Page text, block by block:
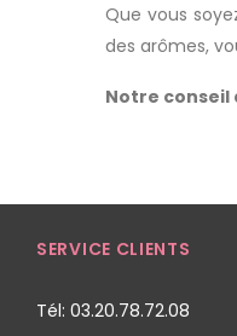
Que vous
des arômes,
Notre conseil
SERVICE CLIENTS
Tél: 03.20.78.72.08